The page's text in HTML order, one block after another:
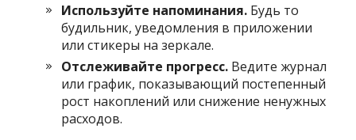
Используйте напоминания. Будь то
будильник, уведомления в приложении
или стикеры на зеркале.
Отслеживайте прогресс. Ведите журнал
или график, показывающий постепенный
рост накоплений или снижение ненужных
расходов.